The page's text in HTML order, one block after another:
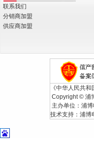
联系我们
分销商加盟
供应商加盟
《中华人民共
Copyright © 浦
主办单位：浦
技术支持： 浦博